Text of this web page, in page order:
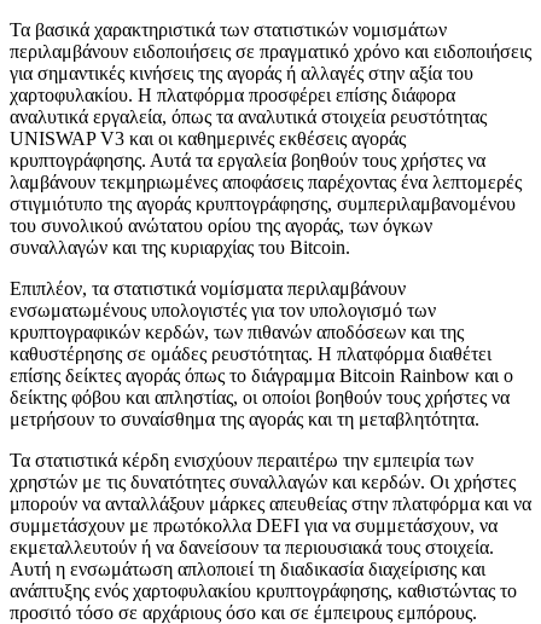
Τα βασικά χαρακτηριστικά των στατιστικών νομισμάτων
περιλαμβάνουν ειδοποιήσεις σε πραγματικό χρόνο και ειδοποιήσεις
για σημαντικές κινήσεις της αγοράς ή αλλαγές στην αξία του
χαρτοφυλακίου. Η πλατφόρμα προσφέρει επίσης διάφορα
αναλυτικά εργαλεία, όπως τα αναλυτικά στοιχεία ρευστότητας
UNISWAP V3 και οι καθημερινές εκθέσεις αγοράς
κρυπτογράφησης. Αυτά τα εργαλεία βοηθούν τους χρήστες να
λαμβάνουν τεκμηριωμένες αποφάσεις παρέχοντας ένα λεπτομερές
στιγμιότυπο της αγοράς κρυπτογράφησης, συμπεριλαμβανομένου
του συνολικού ανώτατου ορίου της αγοράς, των όγκων
συναλλαγών και της κυριαρχίας του Bitcoin.
Επιπλέον, τα στατιστικά νομίσματα περιλαμβάνουν
ενσωματωμένους υπολογιστές για τον υπολογισμό των
κρυπτογραφικών κερδών, των πιθανών αποδόσεων και της
καθυστέρησης σε ομάδες ρευστότητας. Η πλατφόρμα διαθέτει
επίσης δείκτες αγοράς όπως το διάγραμμα Bitcoin Rainbow και ο
δείκτης φόβου και απληστίας, οι οποίοι βοηθούν τους χρήστες να
μετρήσουν το συναίσθημα της αγοράς και τη μεταβλητότητα.
Τα στατιστικά κέρδη ενισχύουν περαιτέρω την εμπειρία των
χρηστών με τις δυνατότητες συναλλαγών και κερδών. Οι χρήστες
μπορούν να ανταλλάξουν μάρκες απευθείας στην πλατφόρμα και να
συμμετάσχουν με πρωτόκολλα DEFI για να συμμετάσχουν, να
εκμεταλλευτούν ή να δανείσουν τα περιουσιακά τους στοιχεία.
Αυτή η ενσωμάτωση απλοποιεί τη διαδικασία διαχείρισης και
ανάπτυξης ενός χαρτοφυλακίου κρυπτογράφησης, καθιστώντας το
προσιτό τόσο σε αρχάριους όσο και σε έμπειρους εμπόρους.